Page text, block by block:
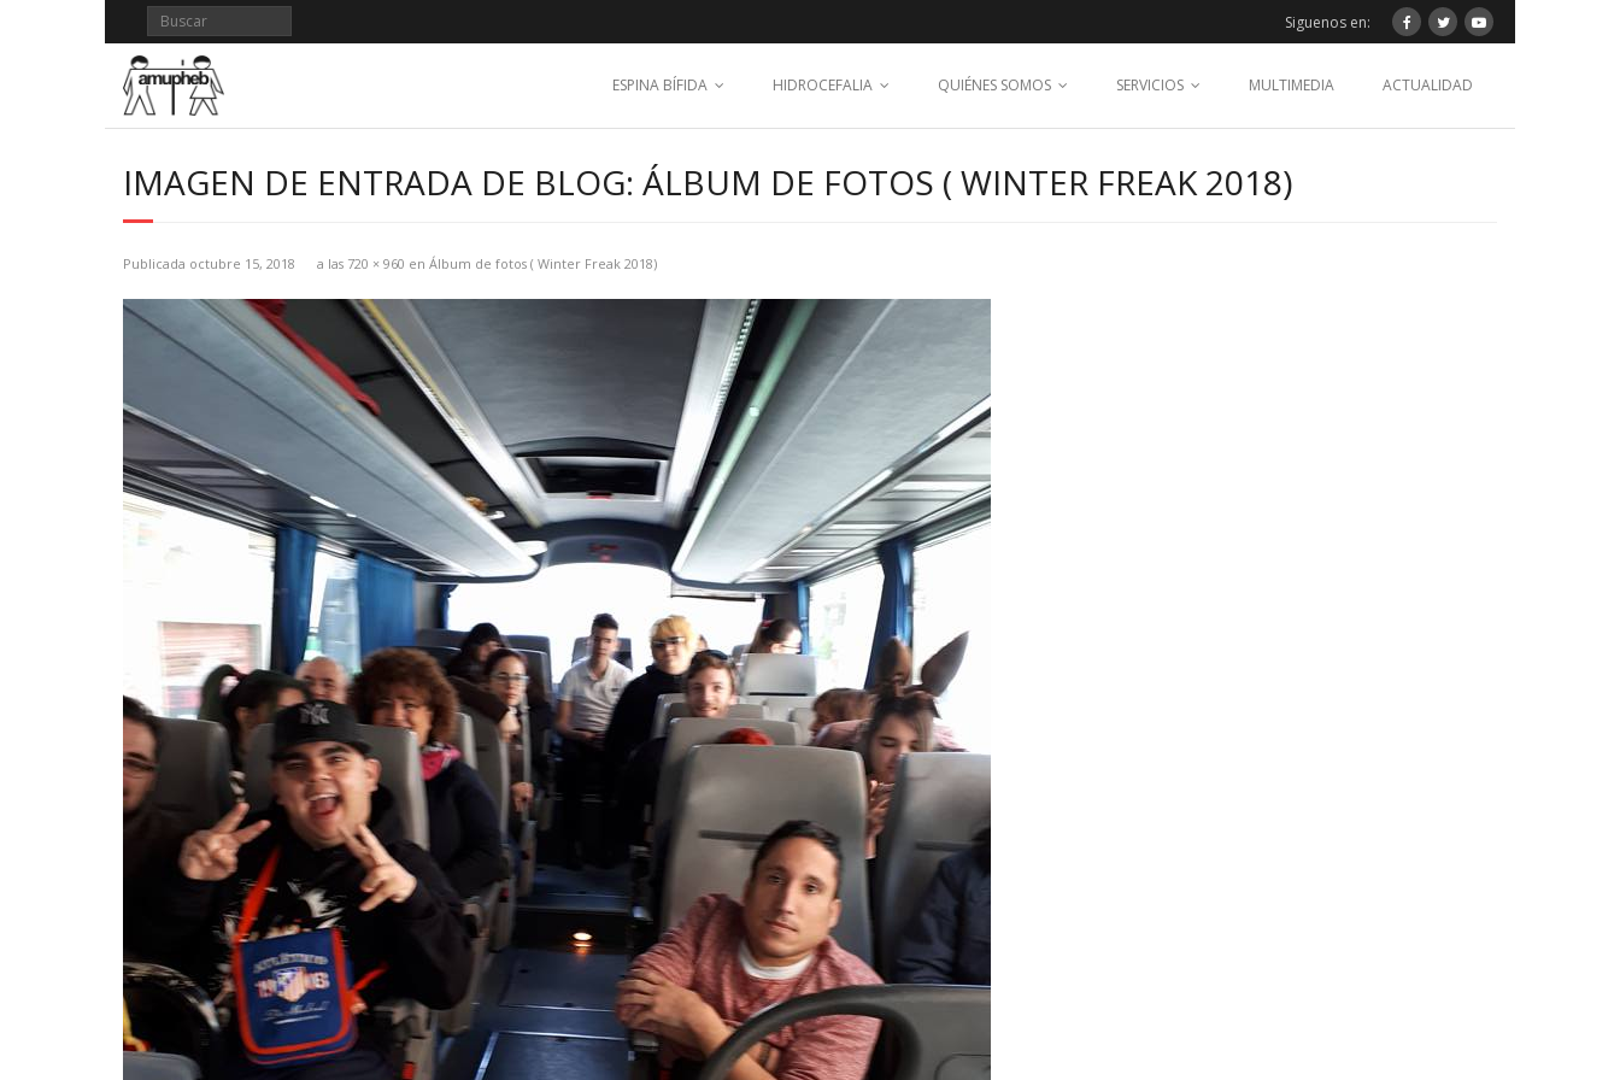
contenido
Siguenos en:
ESPINA BÍFIDA HIDROCEFALIA QUIÉNES SOMOS SERVICIOS MULTIMEDIA ACTUALIDAD
IMAGEN DE ENTRADA DE BLOG: ÁLBUM DE FOTOS ( WINTER FREAK 2018)
Publicada octubre 15, 2018 a las 720 × 960 en Álbum de fotos ( Winter Freak 2018)